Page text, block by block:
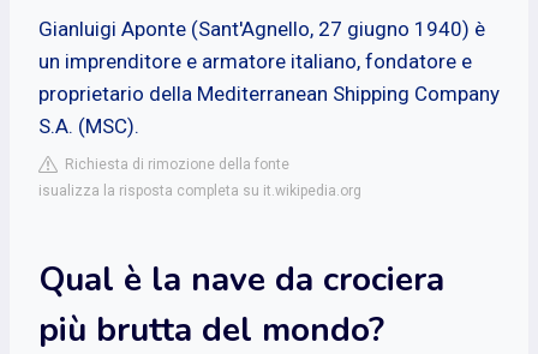
Gianluigi Aponte (Sant'Agnello, 27 giugno 1940) è
un imprenditore e armatore italiano, fondatore e
proprietario della Mediterranean Shipping Company
S.A. (MSC).
Richiesta di rimozione della fonte
isualizza la risposta completa su it.wikipedia.org
Qual è la nave da crociera
più brutta del mondo?